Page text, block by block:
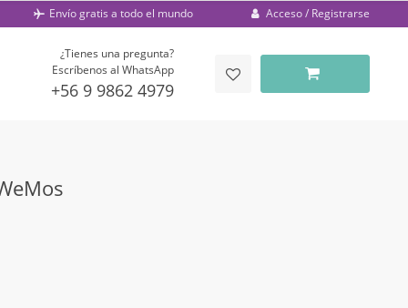
Envío gratis a todo el mundo Acceso / Registrarse
¿Tienes una pregunta?
Escríbenos al WhatsApp
+56 9 9862 4979